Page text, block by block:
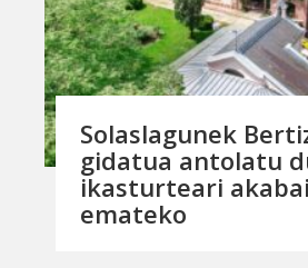
Solaslagunek
gidatua antolatu
ikasturteari
emateko